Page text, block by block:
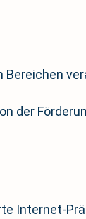
der
Internet-